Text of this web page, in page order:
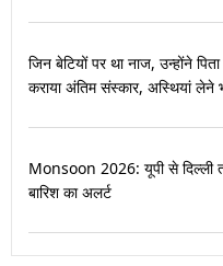
जिन बेटियों पर था नाज, उन्होंने
कराया अंतिम संस्कार, अस्थियां लेने
Monsoon 2026: यूपी से दिल्ली
बारिश का अलर्ट